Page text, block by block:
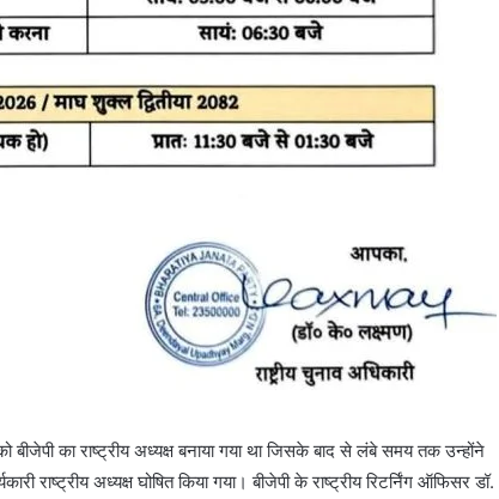
का राष्ट्रीय अध्यक्ष बनाया गया था जिसके बाद से लंबे समय तक उन्होंने
राष्ट्रीय अध्यक्ष घोषित किया गया। बीजेपी के राष्ट्रीय रिटर्निंग ऑफिसर डॉ.